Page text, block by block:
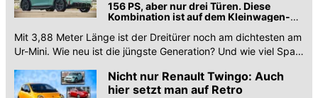
156 PS, aber nur drei Türen. Diese
Kombination ist auf dem Kleinwagen-
Mit 3,88 Meter Länge ist der Dreitürer noch am dichtesten am
Ur-Mini. Wie neu ist die jüngste Generation? Und wie viel Spaß
Nicht nur Renault Twingo: Auch
hier setzt man auf Retro